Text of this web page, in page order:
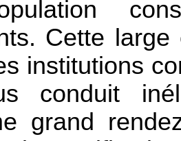
Cette
institutions
conduit
grand